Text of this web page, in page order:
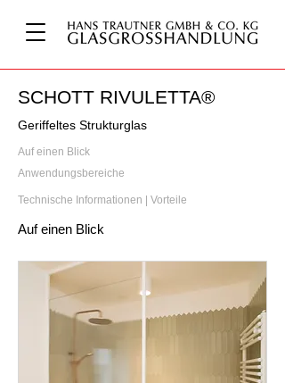
SCHOTT RIVULETTA®
Geriffeltes Strukturglas
Auf einen Blick
Anwendungsbereiche
Technische Informationen | Vorteile
Auf einen Blick